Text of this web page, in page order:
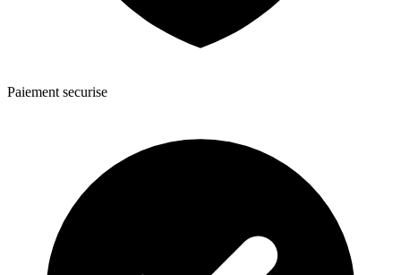
Paiement securise